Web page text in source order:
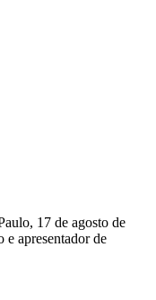
17 de agosto de
e apresentador de